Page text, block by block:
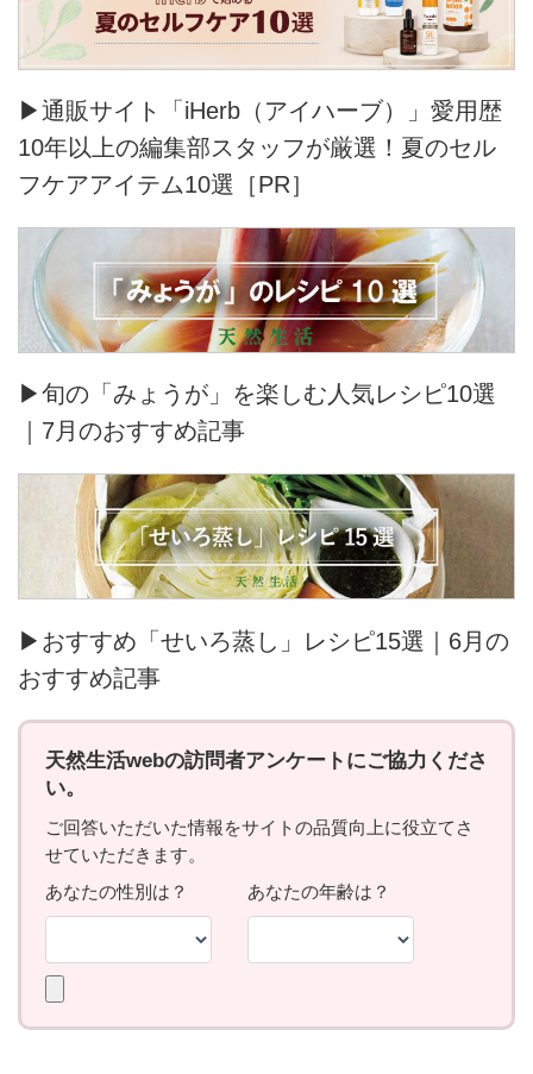
▶通販サイト「iHerb（アイハーブ）」愛用歴
10年以上の編集部スタッフが厳選！夏のセル
フケアアイテム10選［PR］
▶旬の「みょうが」を楽しむ人気レシピ10選
｜7月のおすすめ記事
▶おすすめ「せいろ蒸し」レシピ15選｜6月の
おすすめ記事